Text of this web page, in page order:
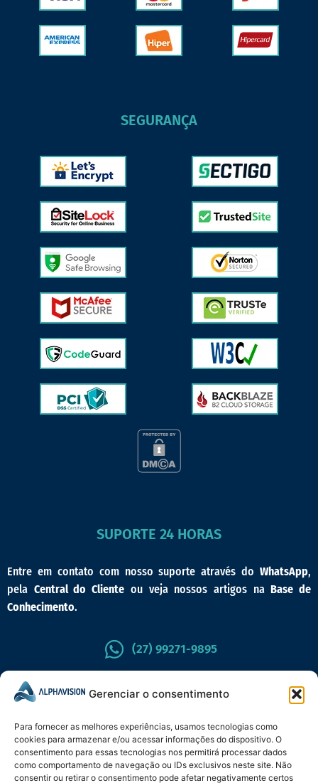
Gerenciar o consentimento
Para fornecer as melhores experiências, usamos tecnologias como
cookies para armazenar e/ou acessar informações do dispositivo. O
consentimento para essas tecnologias nos permitirá processar dados
como comportamento de navegação ou IDs exclusivos neste site. Não
consentir ou retirar o consentimento pode afetar negativamente certos
SEGURANÇA
SUPORTE 24 HORAS
Entre em contato com nosso suporte através do WhatsApp,
pela Central do Cliente ou veja nossos artigos naBase de
Conhecimento.
(27) 99271-9895
CENTRAL DO CLIENTE